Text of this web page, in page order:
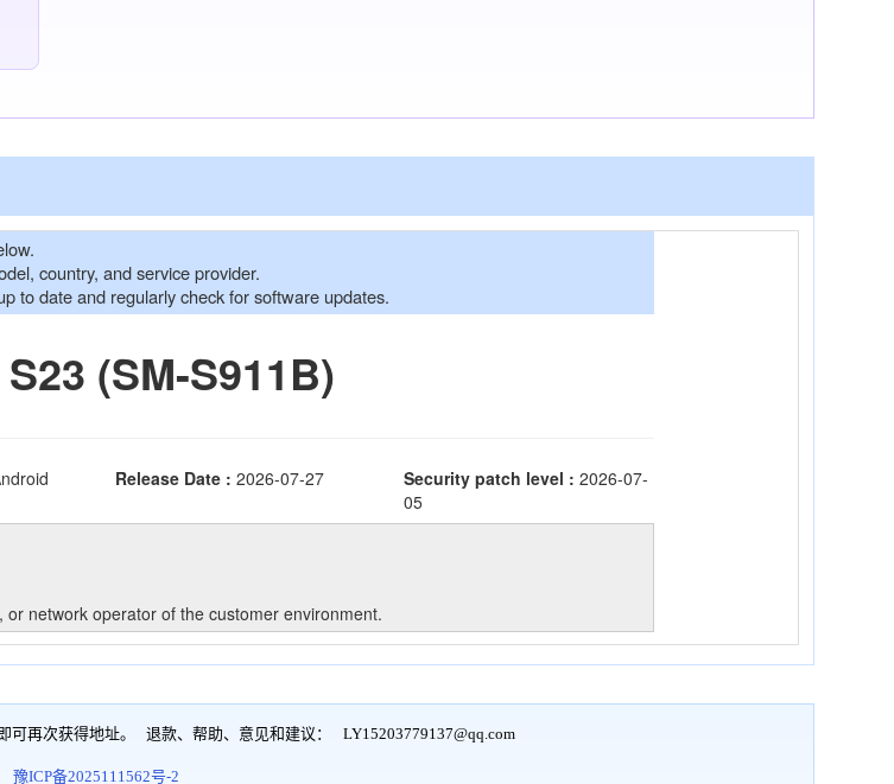
即可再次获得地址。 退款、帮助、意见和建议： LY15203779137@qq.com
豫ICP备2025111562号-2